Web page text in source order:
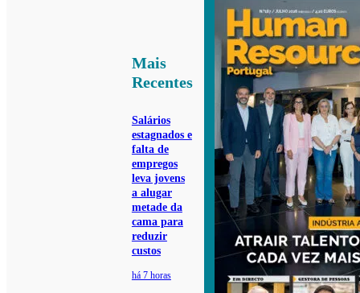
Mais
Recentes
Salários
estagnados e
falta de
empregos
leva jovens
a alugar
metade da
cama para
reduzir
custos
há 7 horas